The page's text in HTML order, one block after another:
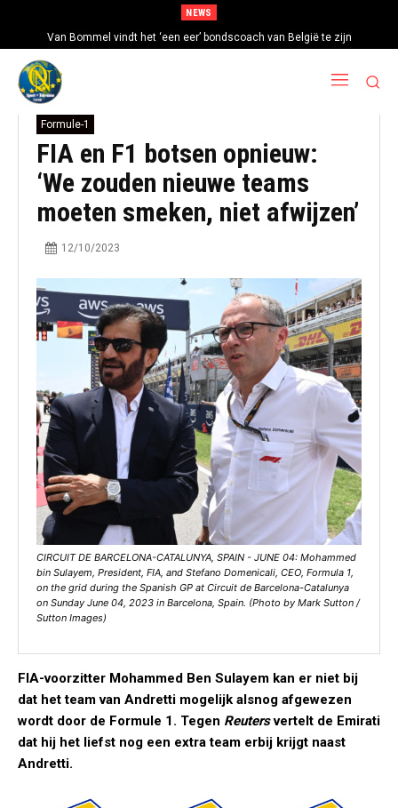
NEWS
Van Bommel vindt het ‘een eer’ bondscoach van België te zijn
Formule-1
FIA en F1 botsen opnieuw:
‘We zouden nieuwe teams
moeten smeken, niet afwijzen’
12/10/2023
CIRCUIT DE BARCELONA-CATALUNYA, SPAIN - JUNE 04: Mohammed
bin Sulayem, President, FIA, and Stefano Domenicali, CEO, Formula 1,
on the grid during the Spanish GP at Circuit de Barcelona-Catalunya
on Sunday June 04, 2023 in Barcelona, Spain. (Photo by Mark Sutton /
Sutton Images)
FIA-voorzitter Mohammed Ben Sulayem kan er niet bij
dat het team van Andretti mogelijk alsnog afgewezen
wordt door de Formule 1. Tegen Reutersvertelt de Emirati
dat hij het liefst nog een extra team erbij krijgt naast
Andretti.